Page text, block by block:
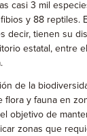
casi 3 mil
y 88 reptiles.
decir, tienen su
estatal, entre
de la
flora y fauna en
objetivo de
zonas que